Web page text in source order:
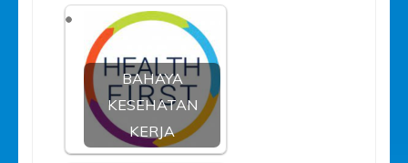
BAHAYA
KESEHATAN
KERJA